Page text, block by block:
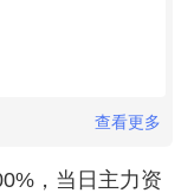
查看更多
，当日主力资